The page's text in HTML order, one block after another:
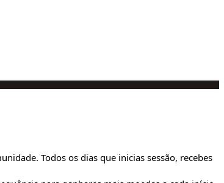
Todos os dias que inicias sessão, recebes